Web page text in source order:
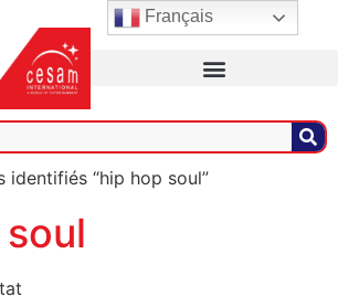
identifiés “hip hop soul”
Français